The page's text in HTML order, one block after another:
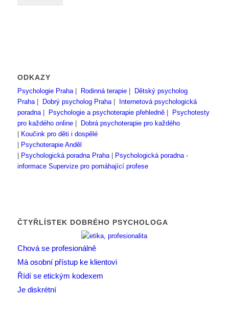
ODKAZY
Psychologie Praha| Rodinná terapie|
Dětský psycholog
Praha| Dobrý psycholog Praha|
Internetová psychologická
poradna| Psychologie a psychoterapie přehledně|
Psychotesty
pro každého online|
Dobrá psychoterapie pro každého
Koučink pro děti i dospělé
Psychoterapie Anděl
Psychologická poradna Praha|
Psychologická poradna -
informace Supervize pro pomáhající profese
ČTYŘLÍSTEK DOBRÉHO PSYCHOLOGA
Chová se profesionálně
Má osobní přístup ke klientovi
Řídí se etickým kodexem
Je diskrétní